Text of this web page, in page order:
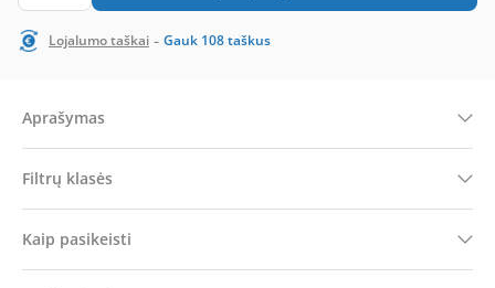
Lojalumo taškai - Gauk 108taškus
Aprašymas
Filtrų klasės
Kaip pasikeisti